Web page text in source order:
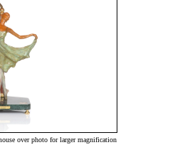
over photo for larger magnification